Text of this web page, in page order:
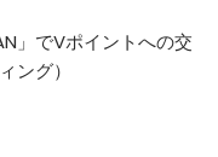
」でVポイントへの交
ング）